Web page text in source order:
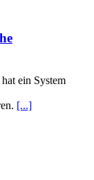
ein System
[...]